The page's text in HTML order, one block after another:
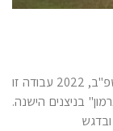
יוסף סלים, מריה קצמן, סיון שפריר, שרון שקורי I תשפ"ב, 2022 עבודה זו
בניצנים הישנה.